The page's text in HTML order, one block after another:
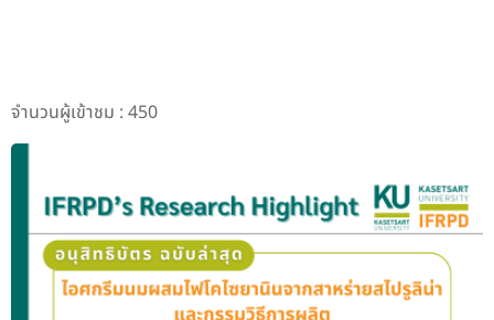
จำนวนผู้เข้าชม : 450